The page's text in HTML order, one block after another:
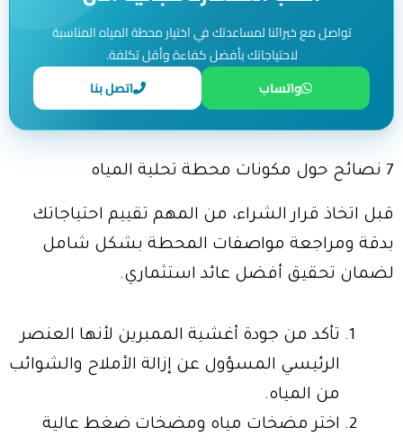
تواصل مع خبرائنا لمساعدتك في اختيار محطة المياه المناسبة
لاحتياجاتك بأفضل كفاءة وأقل تكلفة.
واتساب
اتصل بنا
7 نصائح حول مكونات محطة تحلية المياه
قبل اتخاذ قرار الشراء، من المهم تقييم احتياجاتك
بدقة ومراجعة مواصفات المحطة بشكل شامل
لضمان تحقيق أفضل عائد استثماري.
تأكد من جودة أغشية الممبرين لأنها العنصر
الرئيسي المسؤول عن إزالة الأملاح والشوائب
من المياه.
اختر مضخات مياه ومضخات ضغط عالية